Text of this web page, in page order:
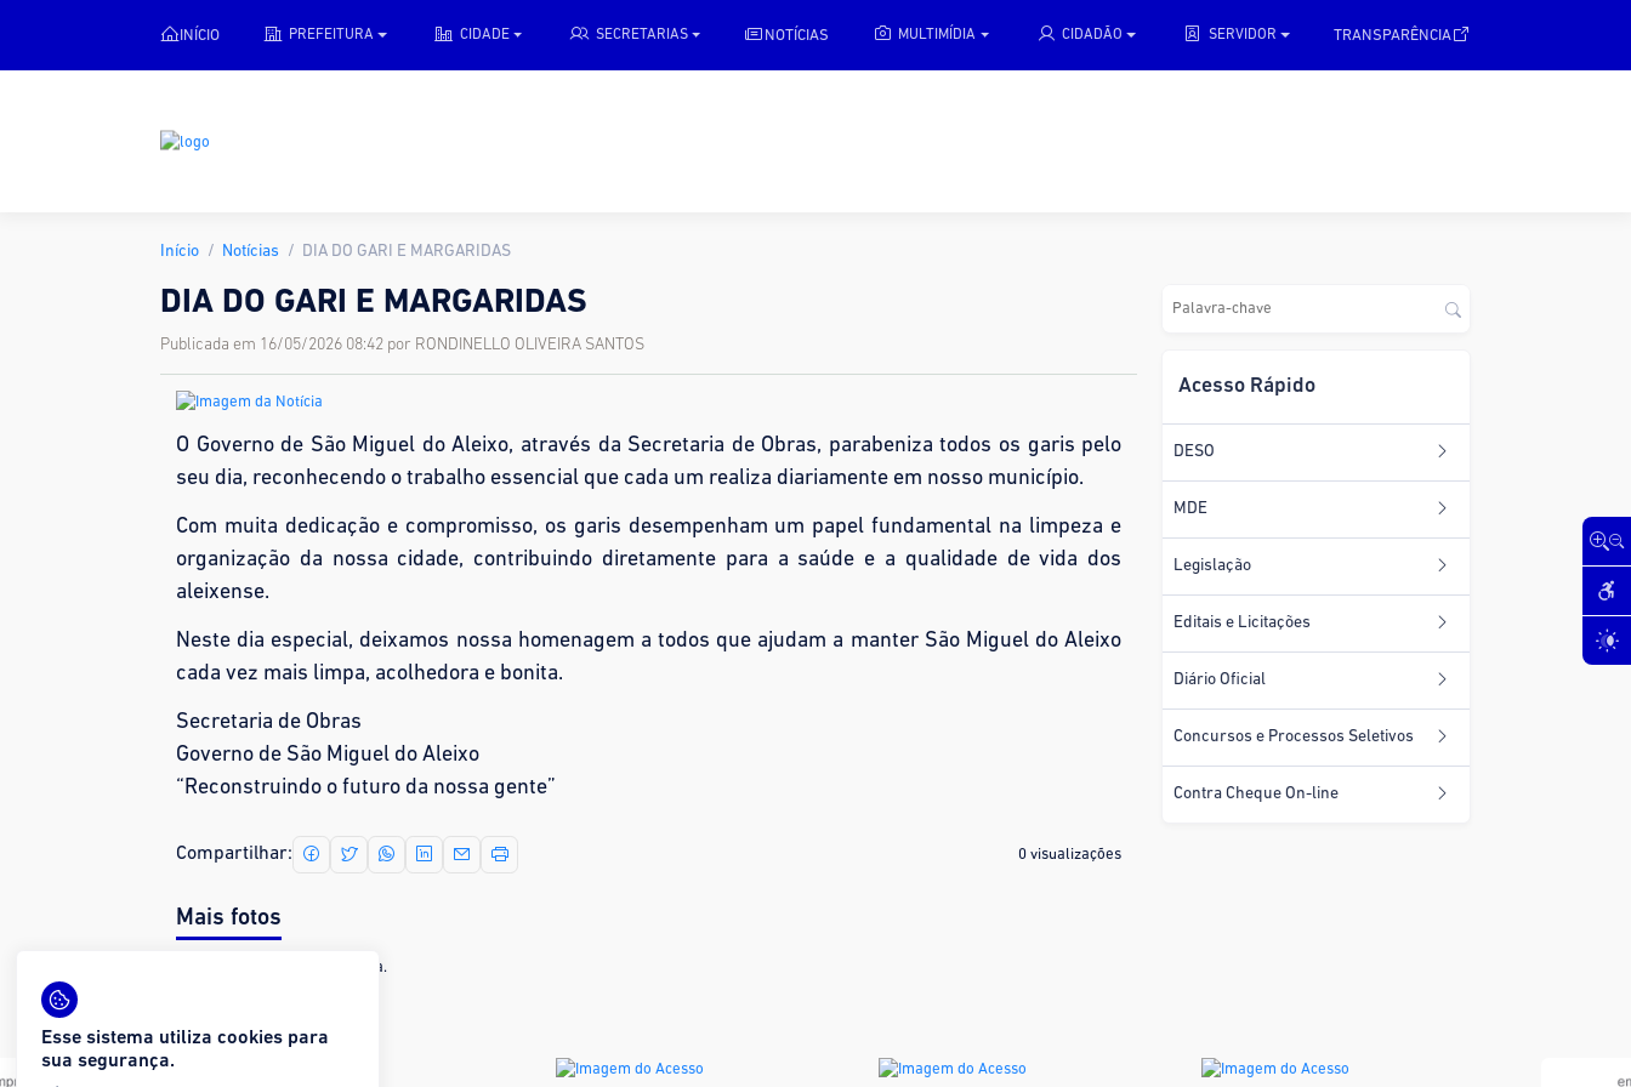
INÍCIO PREFEITURA CIDADE SECRETARIAS NOTÍCIAS MULTIMÍDIA CIDADÃO SERVIDOR TRANSPARÊNCIA
Início Notícias DIA DO GARI E MARGARIDAS
DIA DO GARI E MARGARIDAS
Publicada em 16/05/2026 08:42 por RONDINELLO OLIVEIRA SANTOS
O Governo de São Miguel do Aleixo, através da Secretaria de Obras, parabeniza todos os garis pelo
seu dia, reconhecendo o trabalho essencial que cada um realiza diariamente em nosso município.
Com muita dedicação e compromisso, os garis desempenham um papel fundamental na limpeza e
organização da nossa cidade, contribuindo diretamente para a saúde e a qualidade de vida dos
aleixense.
Neste dia especial, deixamos nossa homenagem a todos que ajudam a manter São Miguel do Aleixo
cada vez mais limpa, acolhedora e bonita.
Secretaria de Obras
Governo de São Miguel do Aleixo
“Reconstruindo o futuro da nossa gente”
Compartilhar: 0 visualizações
Mais fotos
Nenhuma imagem encontrada.
Acesso Rápido
DESO
MDE
Legislação
Editais e Licitações
Diário Oficial
Concursos e Processos Seletivos
Contra Cheque On-line
Esse sistema utiliza cookies para
sua segurança.